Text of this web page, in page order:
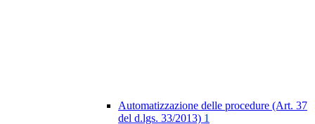
Automatizzazione delle procedure (Art. 37
del d.lgs. 33/2013) 1